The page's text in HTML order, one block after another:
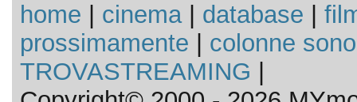
home cinema| database
prossimamente
colonne
TROVASTREAMING